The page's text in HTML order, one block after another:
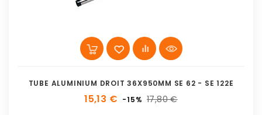
TUBE ALUMINIUM DROIT 36X950MM SE 62 - SE 122E
15,13 € -15% 17,80 €